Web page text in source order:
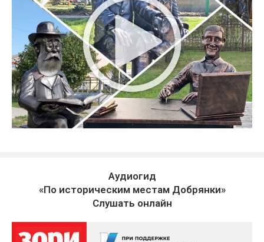
Аудиогид
«По историческим местам Добрянки»
Слушать онлайн